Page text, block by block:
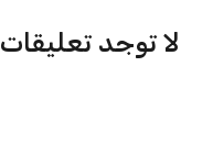
لا توجد تعليقات